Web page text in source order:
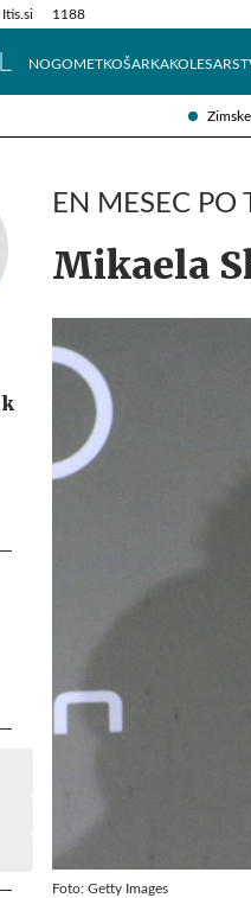
Itis.si 1188
NOGOMETKOŠARKA
Tehnik
EN MESEC PO
Mikaela
Foto: Getty Images